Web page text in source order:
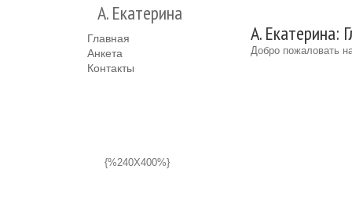
А. Екатерина
Главная
Анкета
Контакты
{%240X400%}
А. Екатерина:
Добро пожаловать